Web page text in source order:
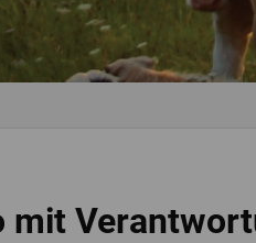
mit